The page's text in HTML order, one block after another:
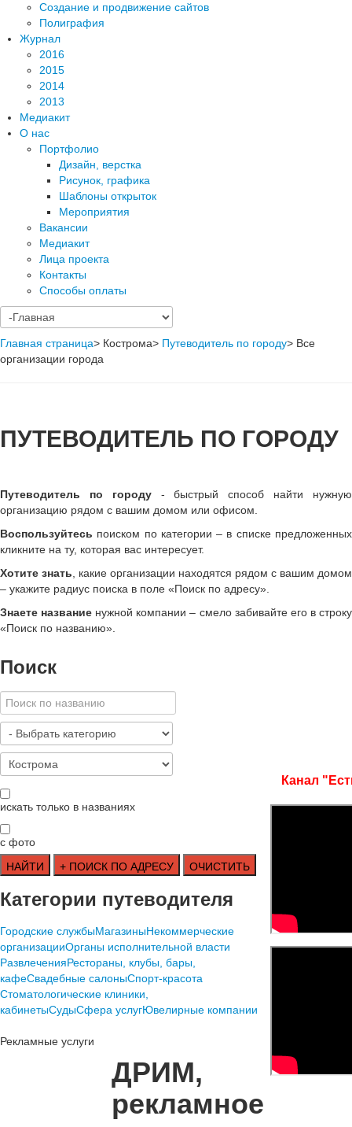
Создание и продвижение сайтов
Полиграфия
Журнал
2016
2015
2014
2013
Медиакит
О нас
Портфолио
Дизайн, верстка
Рисунок, графика
Шаблоны открыток
Мероприятия
Вакансии
Медиакит
Лица проекта
Контакты
Способы оплаты
Главная страница> Кострома> Путеводитель по городу> Все
организации города
ПУТЕВОДИТЕЛЬ ПО ГОРОДУ
Путеводитель по городу- быстрый способ найти нужную
организацию рядом с вашим домом или офисом.
Воспользуйтесь поиском по категории – в списке предложенных
кликните на ту, которая вас интересует.
Хотите знать , какие организации находятся рядом с вашим домом
– укажите радиус поиска в поле «Поиск по адресу».
Знаете название нужной компании – смело забивайте его в строку
«Поиск по названию»
Поиск
искать только в названиях
с фото
Категории путеводителя
Городские службыМагазиныНекоммерческие
организацииОрганы исполнительной власти
РазвлеченияРестораны, клубы, бары,
кафеСвадебные салоныСпорт-красота
Стоматологические клиники,
кабинетыСудыСфера услугЮвелирные компании
Рекламные услуги
ДРИМ,
рекламное
Канал